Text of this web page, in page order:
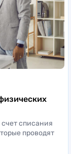
списания
проводят